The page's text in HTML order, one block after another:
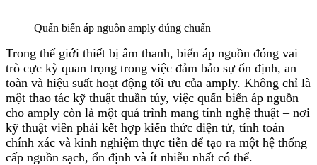
Quấn biến áp nguồn amply đúng chuẩn
Trong thế giới thiết bị âm thanh, biến áp nguồn đóng vai
trò cực kỳ quan trọng trong việc đảm bảo sự ổn định, an
toàn và hiệu suất hoạt động tối ưu của amply. Không chỉ là
một thao tác kỹ thuật thuần túy, việc quấn biến áp nguồn
cho amply còn là một quá trình mang tính nghệ thuật – nơi
kỹ thuật viên phải kết hợp kiến thức điện tử, tính toán
chính xác và kinh nghiệm thực tiễn để tạo ra một hệ thống
cấp nguồn sạch, ổn định và ít nhiễu nhất có thể.